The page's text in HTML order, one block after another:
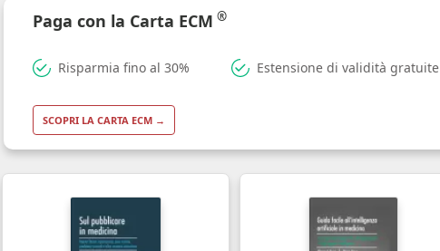
Paga con la Carta ECM ®
Risparmia fino al 30% Estensione di validità gratuite
SCOPRI LA CARTA ECM →